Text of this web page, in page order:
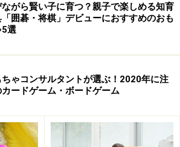
がら賢い子に育つ？親子で楽しめる知育
囲碁・将棋」デビューにおすすめのおも
5選
ちゃコンサルタントが選ぶ！2020年に注
カードゲーム・ボードゲーム